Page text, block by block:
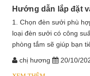
Hướng dẫn lắp đặt
1. Chọn đèn sưởi phù
loại đèn sưởi có công
phòng tắm sẽ giúp bạn
chị hương 20/10/